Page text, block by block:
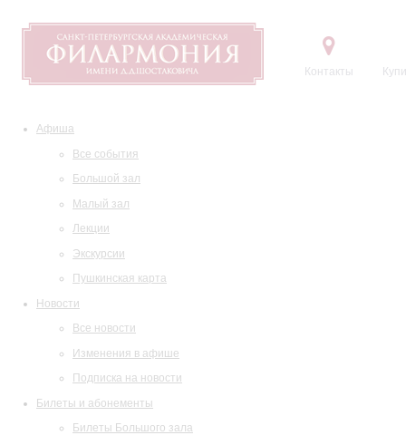
Контакты
Афиша
Все события
Большой зал
Малый зал
Лекции
Экскурсии
Пушкинская карта
Новости
Все новости
Изменения в афише
Подписка на новости
Билеты и абонементы
Билеты Большого зала